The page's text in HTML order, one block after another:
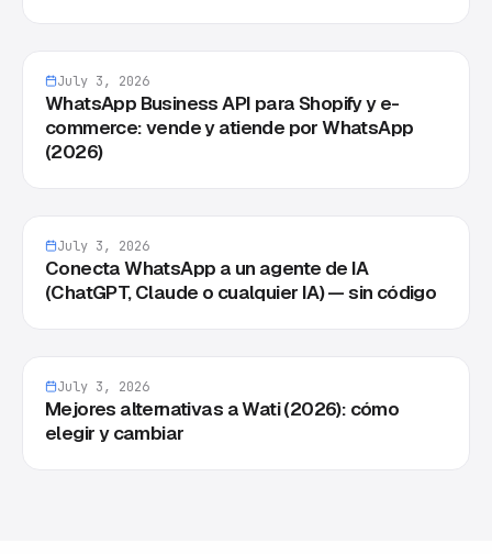
July 3, 2026
WhatsApp Business API para Shopify y e-
commerce: vende y atiende por WhatsApp
(2026)
July 3, 2026
Conecta WhatsApp a un agente de IA
(ChatGPT, Claude o cualquier IA) — sin código
July 3, 2026
Mejores alternativas a Wati (2026): cómo
elegir y cambiar